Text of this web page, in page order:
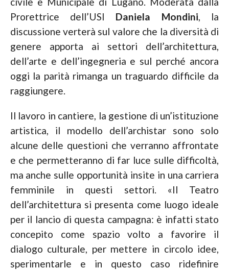
Prorettrice dell’USI Daniela Mondini, la
discussione verterà sul valore che la diversità di
genere apporta ai settori dell’architettura,
dell’arte e dell’ingegneria e sul perché ancora
oggi la parità rimanga un traguardo difficile da
raggiungere.
Il lavoro in cantiere, la gestione di un’istituzione
artistica, il modello dell’archistar sono solo
alcune delle questioni che verranno affrontate
e che permetteranno di far luce sulle difficoltà,
ma anche sulle opportunità insite in una carriera
femminile in questi settori. «Il Teatro
dell’architettura si presenta come luogo ideale
per il lancio di questa campagna: è infatti stato
concepito come spazio volto a favorire il
dialogo culturale, per mettere in circolo idee,
sperimentarle e in questo caso ridefinire